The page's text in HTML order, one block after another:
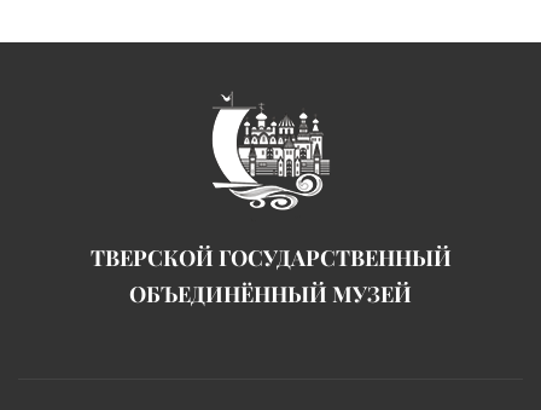
ТВЕРСКОЙ ГОСУДАРСТВЕННЫЙ
ОБЪЕДИНЁННЫЙ МУЗЕЙ